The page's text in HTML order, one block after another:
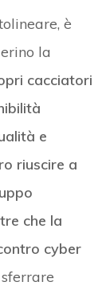
è
la
cacciatori
e
riuscire a
che la
cyber